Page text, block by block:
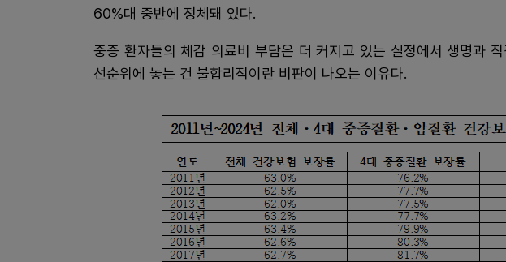
60%대 중반에 정체돼 있다.
중증 환자들의 체감 의료비 부담은 더 커지고 있는 실정에서 생명과
선순위에 놓는 건 불합리적이란 비판이 나오는 이유다.